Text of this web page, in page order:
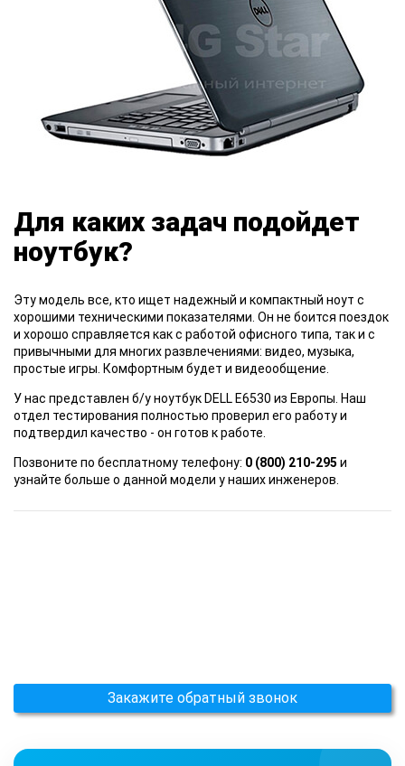
Для каких задач подойдет
ноутбук?
Эту модель все, кто ищет надежный и компактный ноут с
хорошими техническими показателями. Он не боится поездок
и хорошо справляется как с работой офисного типа, так и с
привычными для многих развлечениями: видео, музыка,
простые игры. Комфортным будет и видеообщение.
У нас представлен б/у ноутбук DELL E6530 из Европы. Наш
отдел тестирования полностью проверил его работу и
подтвердил качество - он готов к работе.
Позвоните по бесплатному телефону: 0 (800) 210-295 и
узнайте больше о данной модели у наших инженеров.
Закажите обратный звонок